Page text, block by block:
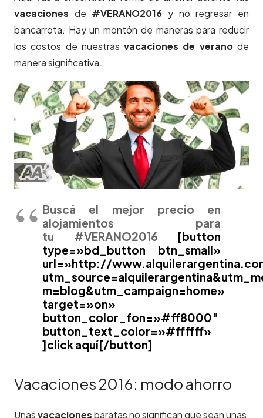
vacaciones de #VERANO2016 y no regresar en
bancarrota. Hay un montón de maneras para reducir
los costos de nuestrasvacaciones de veranode
manera significativa.
Buscá el mejor precio en
alojamientos para
tu #VERANO2016 [button
type=»bd_button btn_small»
url=»http://
m=blog&utm_campaign=home»
target=»on»
button_color_fon=»#ff8000″
button_text_color=»#ffffff»
]click aquí[/button]
Vacaciones 2016: modo ahorro
Unasvacacionesbaratas no significan que sean unas